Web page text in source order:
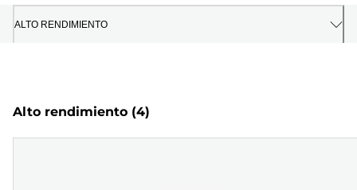
ALTO RENDIMIENTO
Alto rendimiento (4)